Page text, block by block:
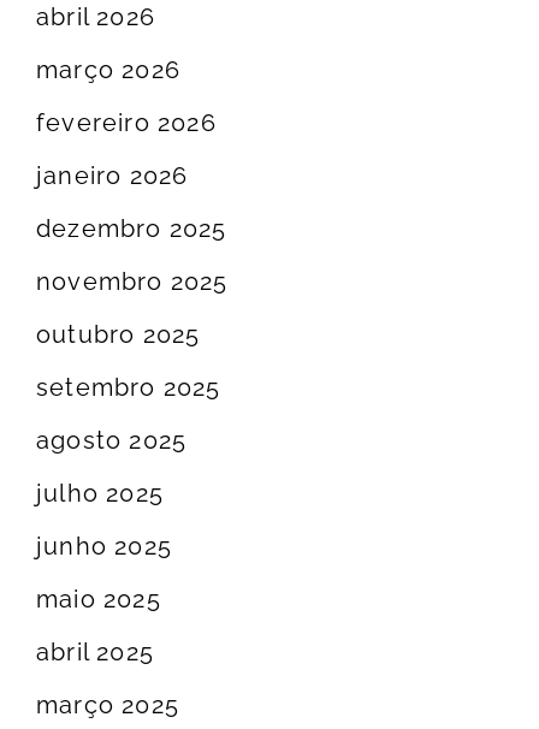
abril 2026
março 2026
fevereiro 2026
janeiro 2026
dezembro 2025
novembro 2025
outubro 2025
setembro 2025
agosto 2025
julho 2025
junho 2025
maio 2025
abril 2025
março 2025